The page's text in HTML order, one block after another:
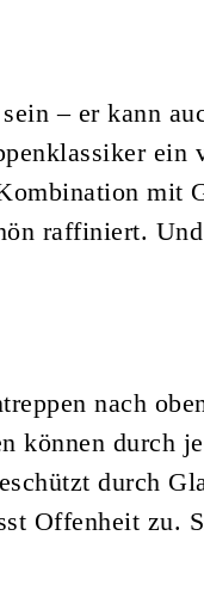
– er kann
ein
mit
raffiniert.
nach
können durch
durch
Offenheit zu.